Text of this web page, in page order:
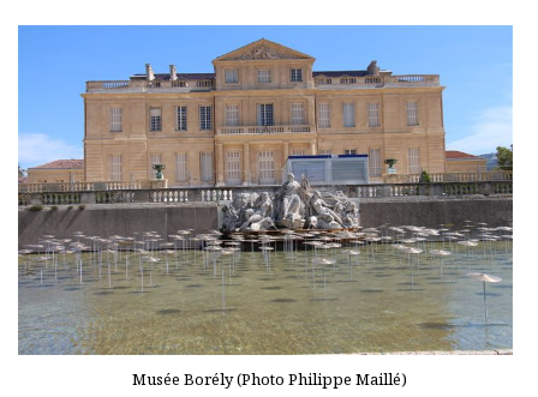
Musée Borély (Photo Philippe Maillé)